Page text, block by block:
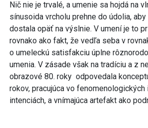
Nič nie je trvalé, a umenie sa hojdá na
sínusoida vrcholu prehne do údolia,
dostala opäť na výslnie. V umení je to
rovnako ako fakt, že vedľa seba v
o umeleckú satisfakciu úplne
umenia. V zásade však na tradíciu a z
obrazové 80. roky odpovedala
rokov, pracujúca vo
intenciách, a vnímajúca artefakt ako